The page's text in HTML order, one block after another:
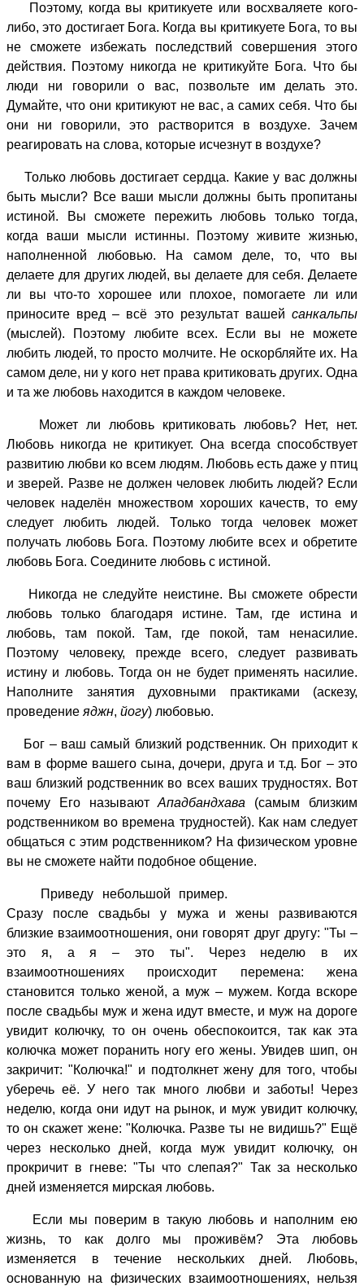
Поэтому, когда вы критикуете или восхваляете кого-
либо, это достигает Бога. Когда вы критикуете Бога, то вы
не сможете избежать последствий совершения этого
действия. Поэтому никогда не критикуйте Бога. Что бы
люди ни говорили о вас, позвольте им делать это.
Думайте, что они критикуют не вас, а самих себя. Что бы
они ни говорили, это растворится в воздухе. Зачем
реагировать на слова, которые исчезнут в воздухе?
Только любовь достигает сердца. Какие у вас должны
быть мысли? Все ваши мысли должны быть пропитаны
истиной. Вы сможете пережить любовь только тогда,
когда ваши мысли истинны. Поэтому живите жизнью,
наполненной любовью. На самом деле, то, что вы
делаете для других людей, вы делаете для себя. Делаете
ли вы что-то хорошее или плохое, помогаете ли или
приносите вред – всё это результат вашей санкальпы
(мыслей). Поэтому любите всех. Если вы не можете
любить людей, то просто молчите. Не оскорбляйте их. На
самом деле, ни у кого нет права критиковать других. Одна
и та же любовь находится в каждом человеке.
Может ли любовь критиковать любовь? Нет, нет.
Любовь никогда не критикует. Она всегда способствует
развитию любви ко всем людям. Любовь есть даже у птиц
и зверей. Разве не должен человек любить людей? Если
человек наделён множеством хороших качеств, то ему
следует любить людей. Только тогда человек может
получать любовь Бога. Поэтому любите всех и обретите
любовь Бога. Соедините любовь с истиной.
Никогда не следуйте неистине. Вы сможете обрести
любовь только благодаря истине. Там, где истина и
любовь, там покой. Там, где покой, там ненасилие.
Поэтому человеку, прежде всего, следует развивать
истину и любовь. Тогда он не будет применять насилие.
Наполните занятия духовными практиками (аскезу,
проведение яджн, йогу) любовью.
Бог – ваш самый близкий родственник. Он приходит к
вам в форме вашего сына, дочери, друга и т.д. Бог – это
ваш близкий родственник во всех ваших трудностях. Вот
почему Его называютАпадбандхава (самым близким
родственником во времена трудностей). Как нам следует
общаться с этим родственником? На физическом уровне
вы не сможете найти подобное общение.
Приведу небольшой пример.
Сразу после свадьбы у мужа и жены развиваются
близкие взаимоотношения, они говорят друг другу: "Ты –
это я, а я – это ты". Через неделю в их
взаимоотношениях происходит перемена: жена
становится только женой, а муж – мужем. Когда вскоре
после свадьбы муж и жена идут вместе, и муж на дороге
увидит колючку, то он очень обеспокоится, так как эта
колючка может поранить ногу его жены. Увидев шип, он
закричит: "Колючка!" и подтолкнет жену для того, чтобы
уберечь её. У него так много любви и заботы! Через
неделю, когда они идут на рынок, и муж увидит колючку,
то он скажет жене: "Колючка. Разве ты не видишь?" Ещё
через несколько дней, когда муж увидит колючку, он
прокричит в гневе: "Ты что слепая?" Так за несколько
дней изменяется мирская любовь.
Если мы поверим в такую любовь и наполним ею
жизнь, то как долго мы проживём? Эта любовь
изменяется в течение нескольких дней. Любовь,
основанную на физических взаимоотношениях, нельзя